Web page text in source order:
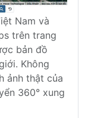
Nam và
trên trang
bản đồ
Không
ảnh thật của
360° xung